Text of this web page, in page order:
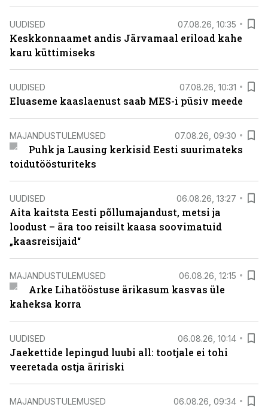
UUDISED 07.08.26, 10:35
Keskkonnaamet andis Järvamaal eriload kahe
karu küttimiseks
UUDISED 07.08.26, 10:31
Eluaseme kaaslaenust saab MES-i püsiv meede
MAJANDUSTULEMUSED 07.08.26, 09:30
Puhk ja Lausing kerkisid Eesti suurimateks
toidutöösturiteks
UUDISED 06.08.26, 13:27
Aita kaitsta Eesti põllumajandust, metsi ja
loodust – ära too reisilt kaasa soovimatuid
„kaasreisijaid“
MAJANDUSTULEMUSED 06.08.26, 12:15
Arke Lihatööstuse ärikasum kasvas üle
kaheksa korra
UUDISED 06.08.26, 10:14
Jaekettide lepingud luubi all: tootjale ei tohi
veeretada ostja äririski
MAJANDUSTULEMUSED 06.08.26, 09:34